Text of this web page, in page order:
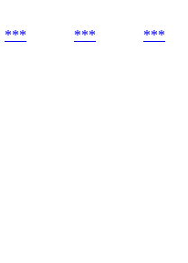
*** *** ***